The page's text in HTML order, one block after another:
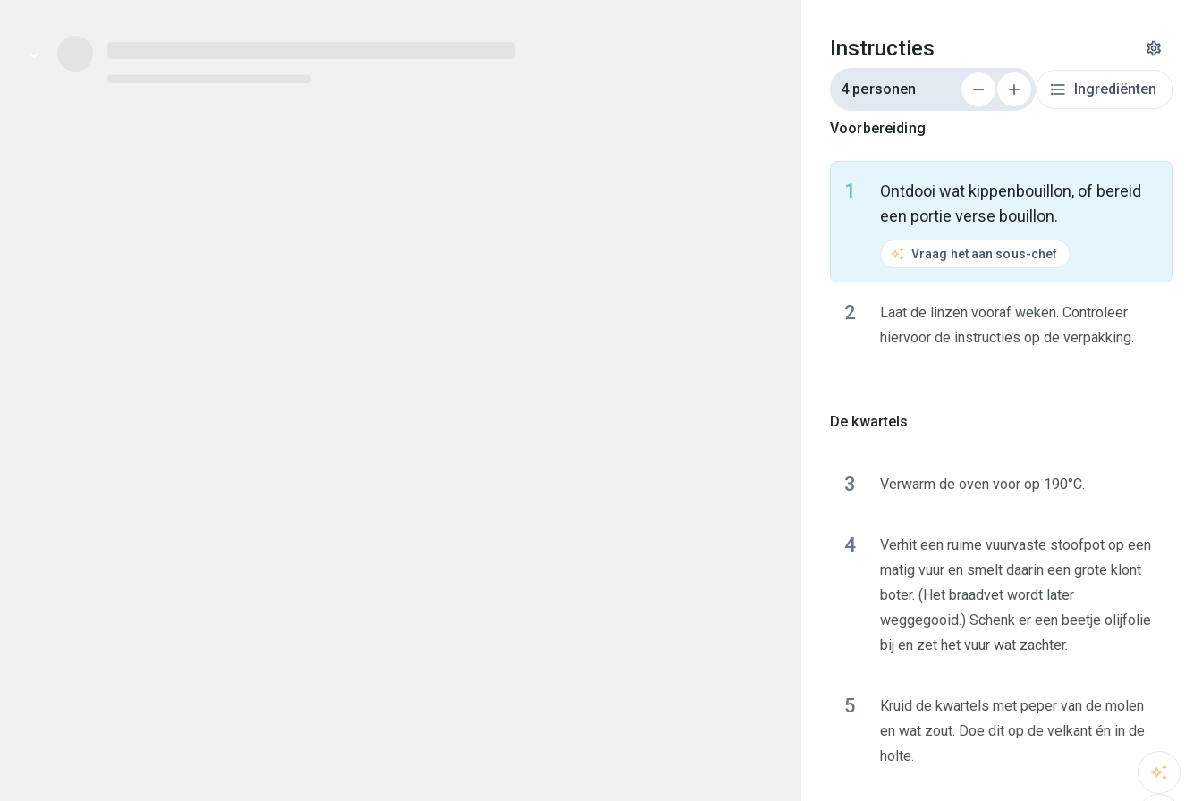
Instructies
4 personen Ingrediënten
Voorbereiding
1
Ontdooi wat kippenbouillon, of bereid
een portie verse bouillon.
Vraag het aan sous-chef
2
Laat de linzen vooraf weken. Controleer
hiervoor de instructies op de verpakking.
De kwartels
3 Verwarm de oven voor op 190°C.
4
Verhit een ruime vuurvaste stoofpot op een
matig vuur en smelt daarin een grote klont
boter. (Het braadvet wordt later
weggegooid.) Schenk er een beetje olijfolie
bij en zet het vuur wat zachter.
5
Kruid de kwartels met peper van de molen
en wat zout. Doe dit op de velkant én in de
holte.